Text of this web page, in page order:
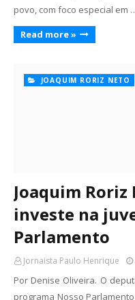
povo, com foco especial em
Read more »
JOAQUIM RORIZ NETO
Joaquim
investe na
Parlamento
Jornaista Paulo Henrique
Por Denise Oliveira. O
programa Nosso